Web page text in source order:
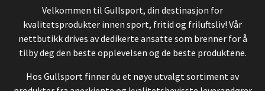
Velkommen til Gullsport, din destinasjon for
kvalitetsprodukter innen sport, fritid og friluftsliv! Vår
nettbutikk drives av dedikerte ansatte som brenner for å
tilby deg den beste opplevelsen og de beste produktene.
Hos Gullsport finner du et nøye utvalgt sortiment av